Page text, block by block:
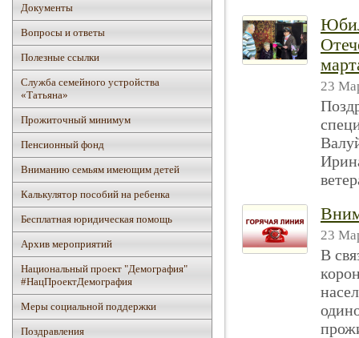
Документы
Вопросы и ответы
Полезные ссылки
Служба семейного устройства
«Татьяна»
Прожиточный минимум
Пенсионный фонд
Вниманию семьям имеющим детей
Калькулятор пособий на ребенка
Бесплатная юридическая помощь
Архив мероприятий
Национальный проект "Демография"
#НацПроектДемография
Mеры социальной поддержки
Поздравления
23
23
В